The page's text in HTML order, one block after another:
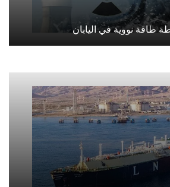
طاقة نووية في اليابان